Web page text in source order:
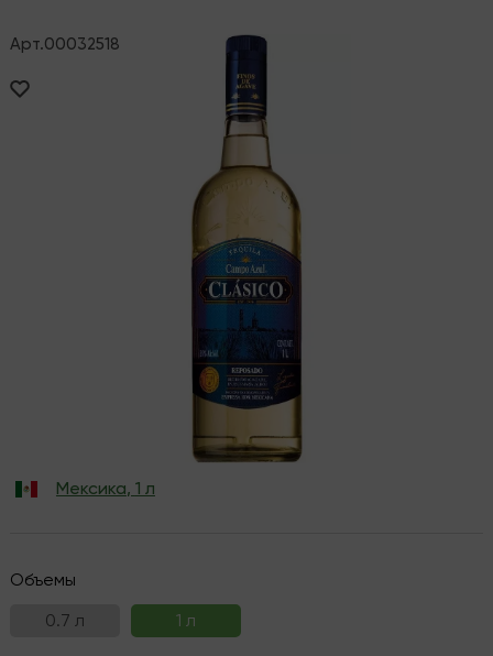
Арт.00032518
Мексика, 1 л
Объемы
0.7 л
1 л